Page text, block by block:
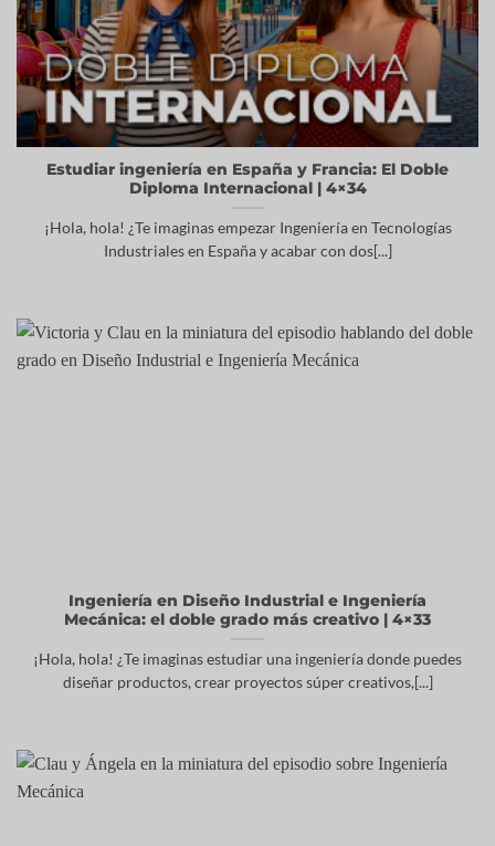
Estudiar ingeniería en España y Francia: El Doble
Diploma Internacional | 4×34
¡Hola, hola! ¿Te imaginas empezar Ingeniería en Tecnologías
Industriales en España y acabar con dos[...]
Ingeniería en Diseño Industrial e Ingeniería
Mecánica: el doble grado más creativo | 4×33
¡Hola, hola! ¿Te imaginas estudiar una ingeniería donde puedes
diseñar productos, crear proyectos súper creativos,[...]